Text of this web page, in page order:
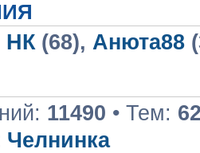
НК(68), Анюта88
11490 • Тем:
Челнинка